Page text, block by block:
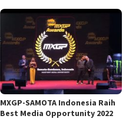
MXGP-SAMOTA Indonesia Raih
Best Media Opportunity 2022